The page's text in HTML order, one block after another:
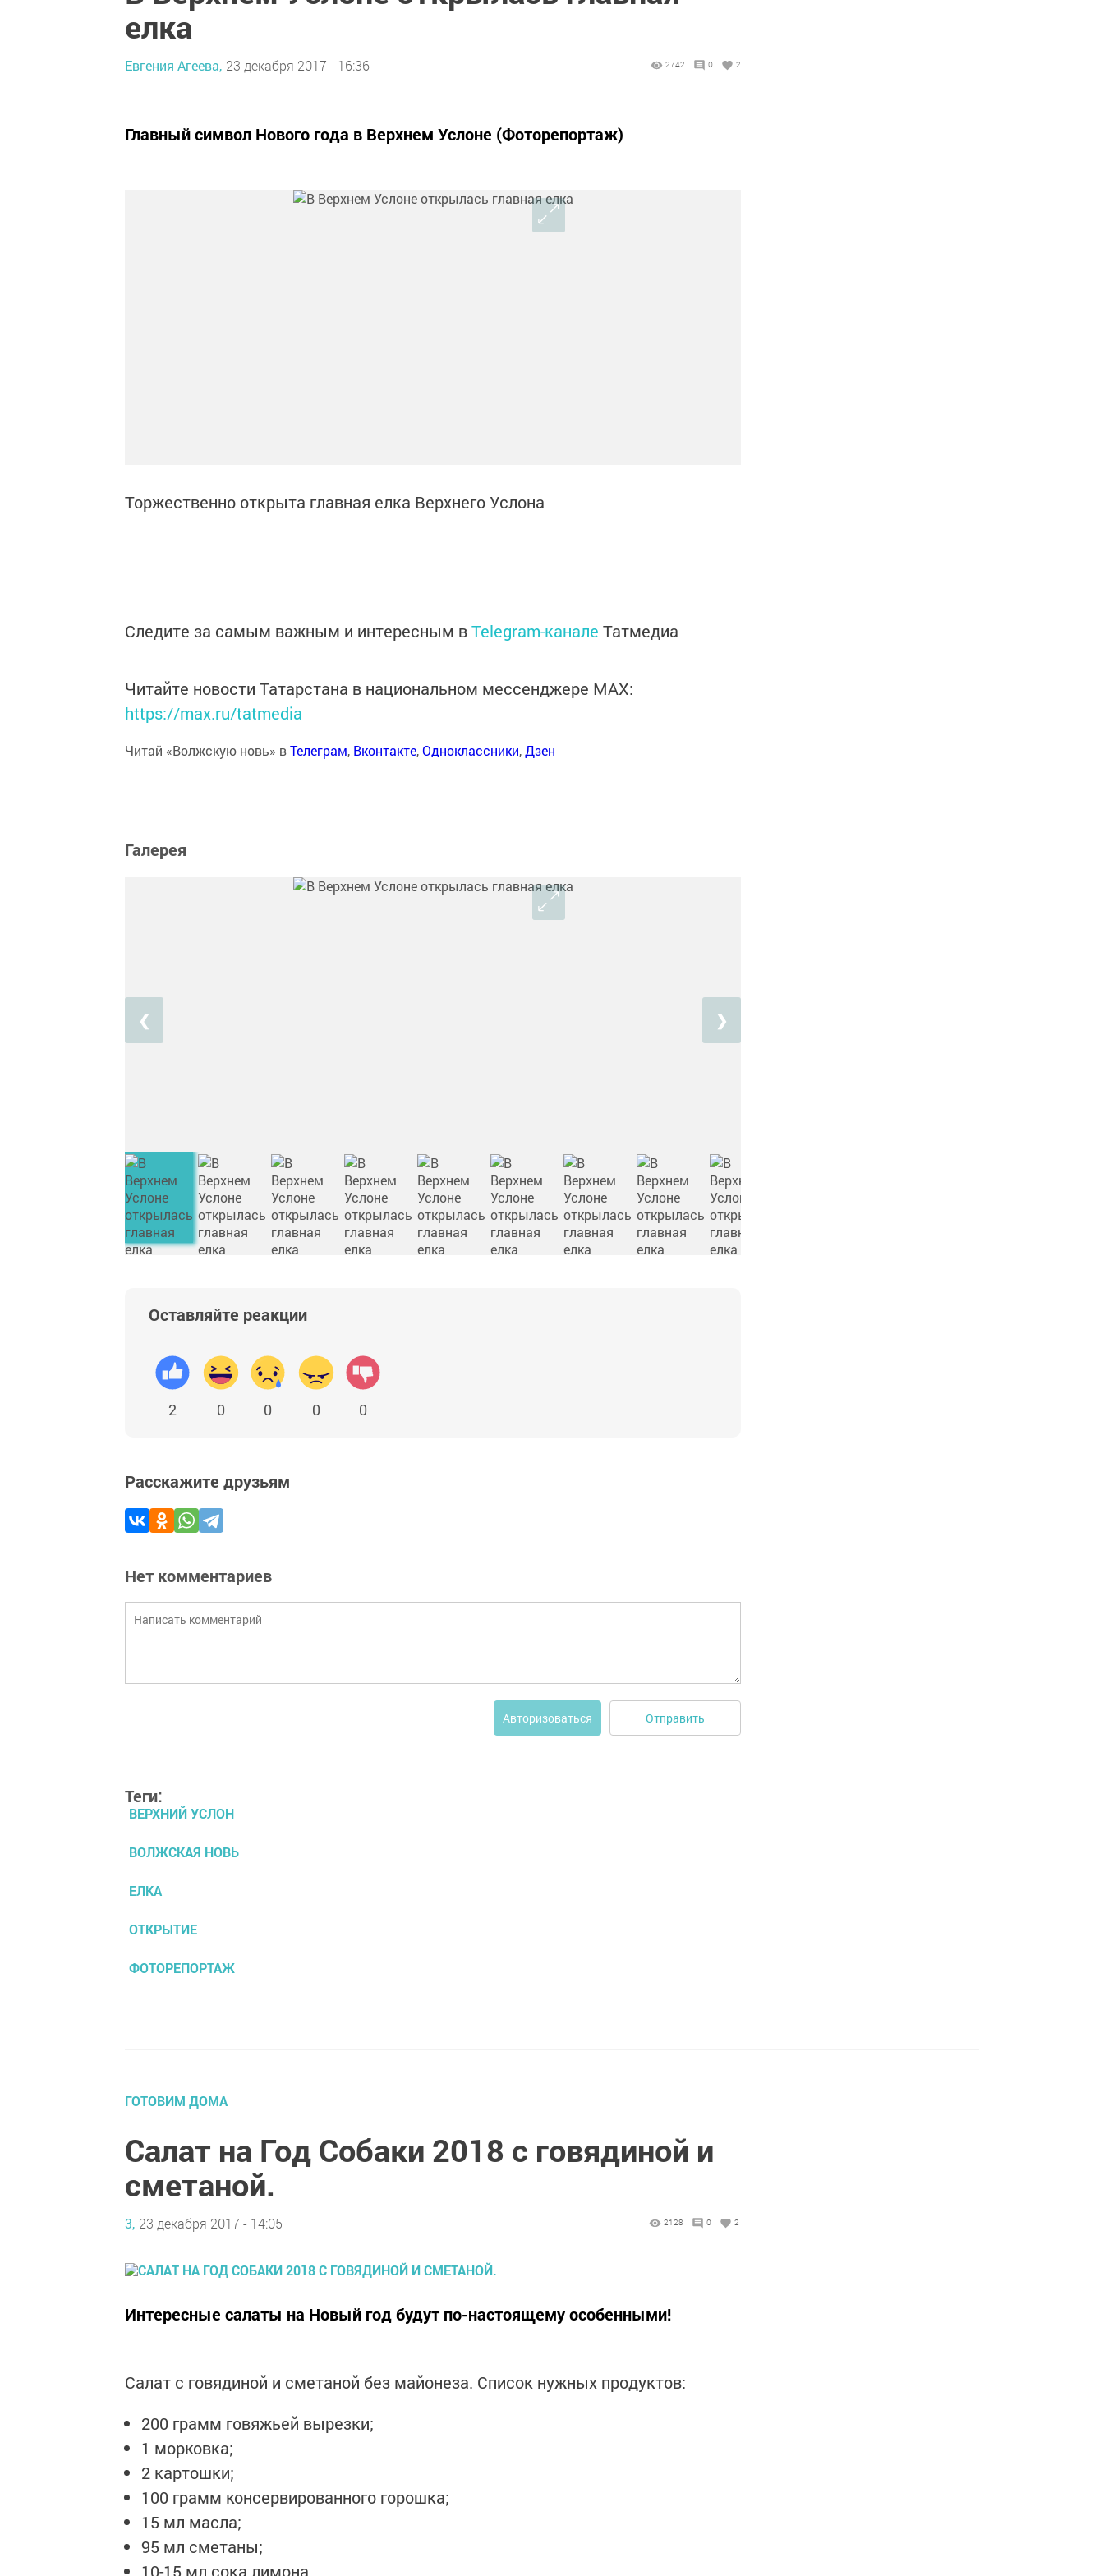
елка
Евгения Агеева, 23 декабря 2017 - 16:36 2742 0 2
Главный символ Нового года в Верхнем Услоне (Фоторепортаж)
Торжественно открыта главная елка Верхнего Услона
Следите за самым важным и интересным вTelegram-канале Татмедиа
Читайте новости Татарстана в национальном мессенджере MАХ:
https://max.ru/tatmedia
Читай «Волжскую новь» вТелеграм, Вконтакте,Одноклассники,Дзен
Галерея
❮ ❯
Оставляйте реакции
2 0 0 0 0
Расскажите друзьям
Нет комментариев
Авторизоваться Отправить
Теги:
ВЕРХНИЙ УСЛОН
ВОЛЖСКАЯ НОВЬ
ЕЛКА
ОТКРЫТИЕ
ФОТОРЕПОРТАЖ
ГОТОВИМ ДОМА
Салат на Год Собаки 2018 с говядиной и
сметаной.
3, 23 декабря 2017 - 14:05 2128 0 2
Интересные салаты на Новый год будут по-настоящему особенными!
Салат с говядиной и сметаной без майонеза. Список нужных продуктов:
200 грамм говяжьей вырезки;
1 морковка;
2 картошки;
100 грамм консервированного горошка;
15 мл масла;
95 мл сметаны;
10-15 мл сока лимона.